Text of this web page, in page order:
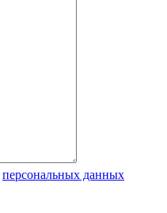
персональных данных